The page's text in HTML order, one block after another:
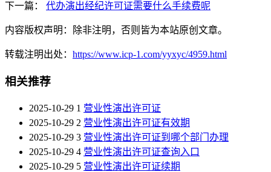
下一篇：
代办演出经纪许可证需要什么手续费呢
内容版权声明：除非注明，否则皆为本站原创文章。
转载注明出处： https://www.icp-1.com/yyxyc/4959.html
相关推荐
2025-10-29 1 营业性演出许可证
2025-10-29 2 营业性演出许可证有效期
2025-10-29 3 营业性演出许可证到哪个部门办理
2025-10-29 4 营业性演出许可证查询入口
2025-10-29 5 营业性演出许可证续期